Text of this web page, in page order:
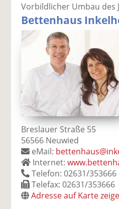
Vorbildlicher Umbau des
Bettenhaus
Breslauer Straße 55
56566 Neuwied
eMail:
Internet:
Telefon: 02631/353666
Telefax: 02631/353666
Adresse auf Karte